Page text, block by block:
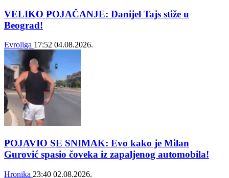
VELIKO POJAČANJE: Danijel Tajs stiže u
Beograd!
Evroliga 17:52 04.08.2026.
POJAVIO SE SNIMAK: Evo kako je Milan
Gurović spasio čoveka iz zapaljenog automobila!
Hronika 23:40 02.08.2026.